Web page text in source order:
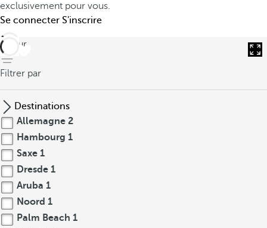
exclusivement pour vous.
Se connecter S'inscrire
retour
Filtrer par
Destinations
Allemagne 2
Hambourg 1
Saxe 1
Dresde 1
Aruba 1
Noord 1
Palm Beach 1